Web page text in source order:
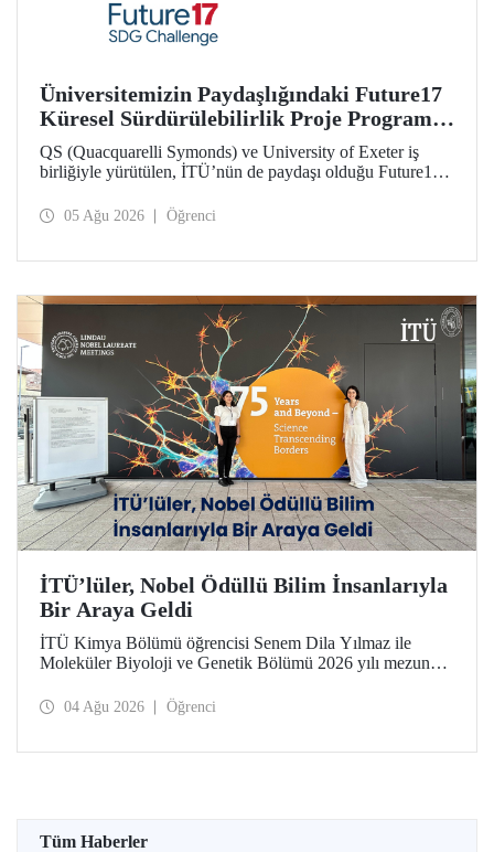
Üniversitemizin Paydaşlığındaki Future17
Küresel Sürdürülebilirlik Proje Programı,
Öğrencilerimizin Başvurularını Bekliyor
QS (Quacquarelli Symonds) ve University of Exeter iş
birliğiyle yürütülen, İTÜ’nün de paydaşı olduğu Future17
öğrenci başvuruları açıldı. Başvurular için son gün 31
05 Ağu 2026 Öğrenci
İTÜ’lüler, Nobel Ödüllü Bilim İnsanlarıyla
Bir Araya Geldi
İTÜ Kimya Bölümü öğrencisi Senem Dila Yılmaz ile
Moleküler Biyoloji ve Genetik Bölümü 2026 yılı mezunu
Etkinliklere Katılım Desteği kapsamında 75’inci Lindau
04 Ağu 2026 Öğrenci
Tüm Haberler